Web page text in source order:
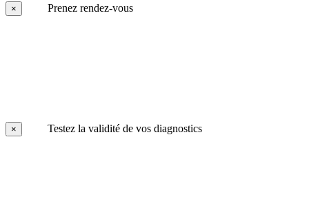
× Prenez rendez-vous
× Testez la validité de vos diagnostics